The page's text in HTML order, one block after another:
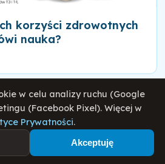
korzyści zdrowotnych
nauka?
600k+ społeczności
w celu analizy ruchu (Google
(Facebook Pixel). Więcej w
Prywatności.
Akceptuję